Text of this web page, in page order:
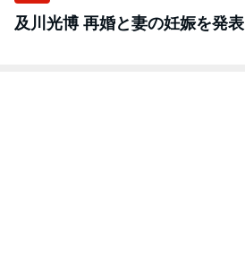
及川光博 再婚と妻の妊娠を発表